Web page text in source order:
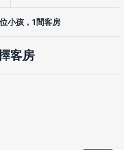
小孩，1間客房
客房